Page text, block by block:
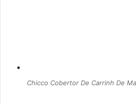
Chicco Cobertor De Carrinh De